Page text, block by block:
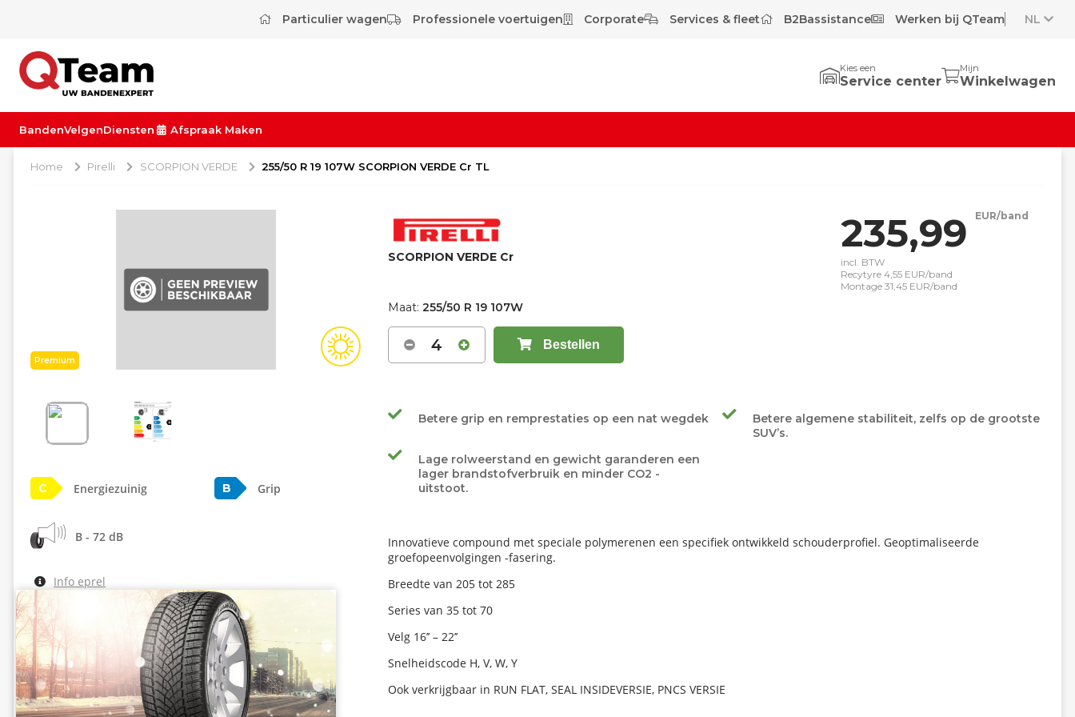
Particulier wagen Professionele voertuigen Corporate Services & fleet B2Bassistance Werken bij QTeam NL
Kies een
Service center
Mijn
Winkelwagen
BandenVelgenDiensten Afspraak Maken
Home Pirelli SCORPION VERDE 255/50 R 19 107W SCORPION VERDE Cr TL
Premium
C Energiezuinig B Grip
B - 72 dB
Info eprel
SCORPION VERDE Cr
235,99 EUR/band
incl. BTW
Recytyre 4,55 EUR/band
Montage 31,45 EUR/band
Maat:255/50 R 19 107W
4 Bestellen
Betere grip en remprestaties op een nat wegdek
Betere algemene stabiliteit, zelfs op de grootste
SUV’s.
Lage rolweerstand en gewicht garanderen een
lager brandstofverbruik en minder CO2 -
uitstoot.
Innovatieve compound met speciale polymerenen een specifiek ontwikkeld schouderprofiel. Geoptimaliseerde
groefopeenvolgingen -fasering.
Breedte van 205 tot 285
Series van 35 tot 70
Velg 16’’ – 22’’
Snelheidscode H, V, W, Y
Ook verkrijgbaar in RUN FLAT, SEAL INSIDEVERSIE, PNCS VERSIE